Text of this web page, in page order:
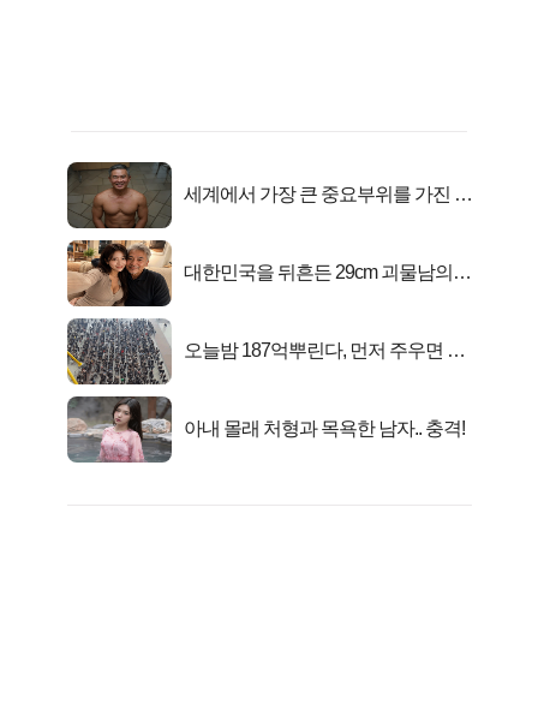
세계에서 가장 큰 중요부위를 가진 남
대한민국을 뒤흔든 29cm 괴물남의
오늘밤 187억뿌린다, 먼저 주우면 최
아내 몰래 처형과 목욕한 남자.. 충격!